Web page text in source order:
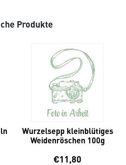
Produkte
Wurzelsepp kleinblütiges
Weidenröschen 100g
€11,80